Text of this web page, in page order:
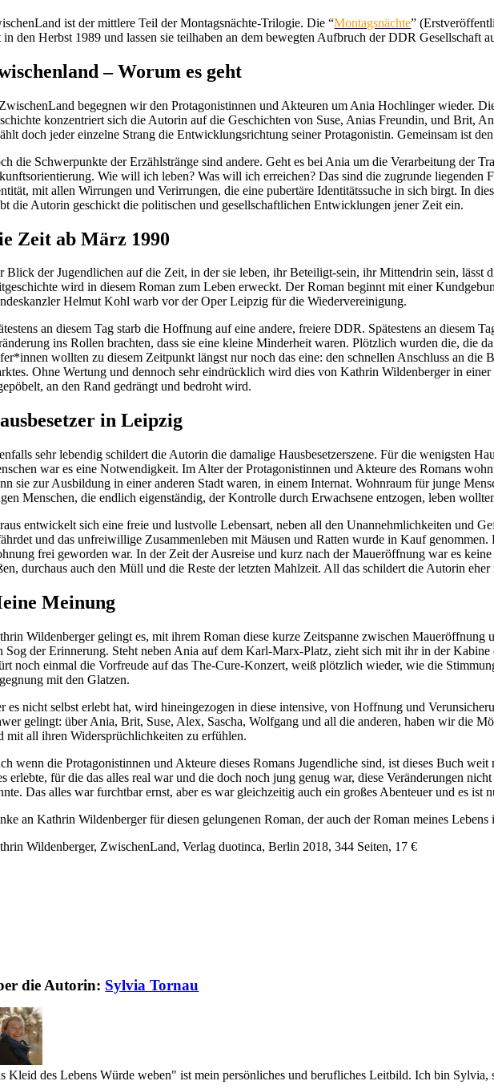
ist der mittlere Teil der Montagsnächte-Trilogie. Die “Montagsnächte”
in den Herbst 1989 und lassen sie teilhaben an dem bewegten Aufbruch der DDR Gesellschaft
– Worum es geht
begegnen wir den Protagonistinnen und Akteuren um Ania Hochlinger wieder.
konzentriert sich die Autorin auf die Geschichten von Suse, Anias Freundin, und Brit,
doch jeder einzelne Strang die Entwicklungsrichtung seiner Protagonistin. Gemeinsam ist
die Schwerpunkte der Erzählstränge sind andere. Geht es bei Ania um die Verarbeitung der
Wie will ich leben? Was will ich erreichen? Das sind die zugrunde
mit allen Wirrungen und Verirrungen, die eine pubertäre Identitätssuche in sich birgt. In
die Autorin geschickt die politischen und gesellschaftlichen Entwicklungen jener Zeit ein.
Zeit ab März 1990
Blick der Jugendlichen auf die Zeit, in der sie leben, ihr Beteiligt-sein, ihr Mittendrin sein, lässt
wird in diesem Roman zum Leben erweckt. Der Roman beginnt mit einer
Helmut Kohl warb vor der Oper Leipzig für die Wiedervereinigung.
an diesem Tag starb die Hoffnung auf eine andere, freiere DDR. Spätestens an diesem
ins Rollen brachten, dass sie eine kleine Minderheit waren. Plötzlich wurden die, die
wollten zu diesem Zeitpunkt längst nur noch das eine: den schnellen Anschluss an
Ohne Wertung und dennoch sehr eindrücklich wird dies von Kathrin Wildenberger in
an den Rand gedrängt und bedroht wird.
in Leipzig
sehr lebendig schildert die Autorin die damalige Hausbesetzerszene. Für die wenigsten
war es eine Notwendigkeit. Im Alter der Protagonistinnen und Akteure des Romans
sie zur Ausbildung in einer anderen Stadt waren, in einem Internat. Wohnraum für junge
Menschen, die endlich eigenständig, der Kontrolle durch Erwachsene entzogen, leben
entwickelt sich eine freie und lustvolle Lebensart, neben all den Unannehmlichkeiten und
und das unfreiwillige Zusammenleben mit Mäusen und Ratten wurde in Kauf
frei geworden war. In der Zeit der Ausreise und kurz nach der Maueröffnung war es
durchaus auch den Müll und die Reste der letzten Mahlzeit. All das schildert die Autorin
Meinung
Wildenberger gelingt es, mit ihrem Roman diese kurze Zeitspanne zwischen
Sog der Erinnerung. Steht neben Ania auf dem Karl-Marx-Platz, zieht sich mit ihr in der
noch einmal die Vorfreude auf das The-Cure-Konzert, weiß plötzlich wieder, wie die
mit den Glatzen.
es nicht selbst erlebt hat, wird hineingezogen in diese intensive, von Hoffnung und
gelingt: über Ania, Brit, Suse, Alex, Sascha, Wolfgang und all die anderen, haben wir die
mit all ihren Widersprüchlichkeiten zu erfühlen.
wenn die Protagonistinnen und Akteure dieses Romans Jugendliche sind, ist dieses Buch
erlebte, für die das alles real war und die doch noch jung genug war, diese Veränderungen
Das alles war furchtbar ernst, aber es war gleichzeitig auch ein großes Abenteuer und es
an Kathrin Wildenberger für diesen gelungenen Roman, der auch der Roman meines Lebens
Wildenberger, ZwischenLand, Verlag duotinca, Berlin 2018, 344 Seiten, 17 €
die Autorin: Sylvia Tornau
Kleid des Lebens Würde weben" ist mein persönliches und berufliches Leitbild. Ich bin